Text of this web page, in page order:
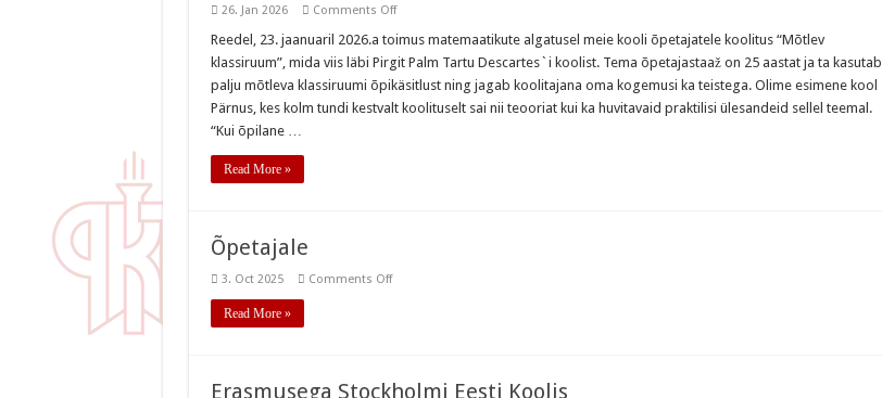
26. Jan 2026 Comments Offon
“Mõtlev
Reedel, 23. jaanuaril 2026.a toimus matemaatikute algatusel meie kooli õpetajatele koolitus “Mõtlev
klassiruum”, mida viis läbi Pirgit Palm Tartu Descartes`i koolist. Tema õpetajastaaž on 25 aastat ja ta kasutab
palju mõtleva klassiruumi õpikäsitlust ning jagab koolitajana oma kogemusi ka teistega. Olime esimene kool
Pärnus, kes kolm tundi kestvalt koolituselt sai nii teooriat kui ka huvitavaid praktilisi ülesandeid sellel teemal.
“Kui õpilane …
Read More »
Õpetajale
3. Oct 2025 Comments Offon
Read More »
Erasmusega Stockholmi Eesti Koolis